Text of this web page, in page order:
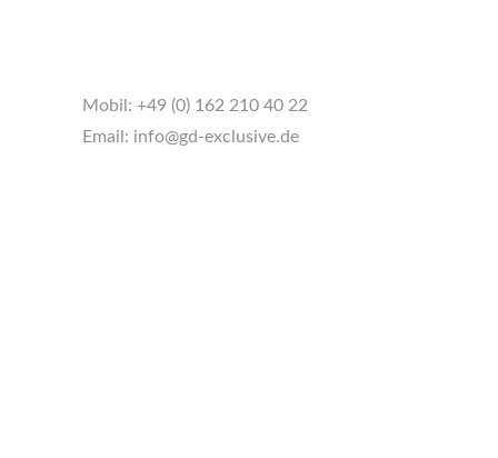
Mobil: +49 (0) 162 210 40 22
Email: info@gd-exclusive.de